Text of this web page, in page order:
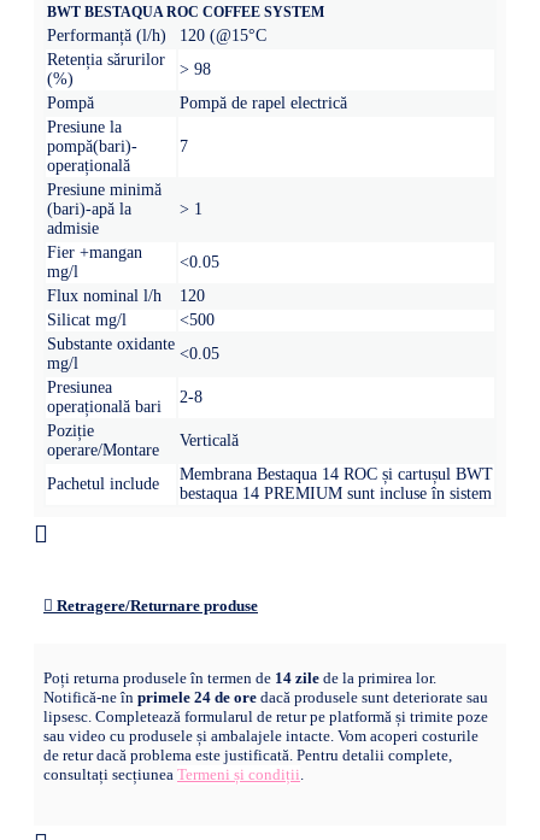
BWT BESTAQUA ROC COFFEE SYSTEM
Performanță (l/h)
120 (@15°C
Retenția sărurilor
(%)
> 98
Pompă
Pompă de rapel electrică
Presiune la
pompă(bari)-
operațională
7
Presiune minimă
(bari)-apă la
admisie
> 1
Fier +mangan
mg/l
<0.05
Flux nominal l/h
120
Silicat mg/l
<500
Substante oxidante
mg/l
<0.05
Presiunea
operațională bari
2-8
Poziție
operare/Montare
Verticală
Pachetul include
Membrana Bestaqua 14 ROC și cartușul BWT
bestaqua 14 PREMIUM sunt incluse în sistem
Retragere/Returnare produse
Poți returna produsele în termen de 14 zile de la primirea lor.
Notifică-ne în primele 24 de ore dacă produsele sunt deteriorate sau
lipsesc. Completează formularul de retur pe platformă și trimite poze
sau video cu produsele și ambalajele intacte. Vom acoperi costurile
de retur dacă problema este justificată. Pentru detalii complete,
consultați secțiunea Termeni și condiții.